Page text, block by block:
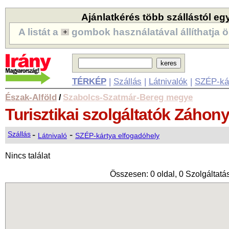
Ajánlatkérés több szállástól
A listát a
gombok használatával állíthatja
TÉRKÉP| Szállás | Látnivalók | SZÉP-
Észak-Alföld / Szabolcs-Szatmár-Bereg megye
Turisztikai szolgáltatók
Szállás- Látnivaló - SZÉP-kártya elfogadóhely
Nincs találat
Összesen: 0 oldal, 0